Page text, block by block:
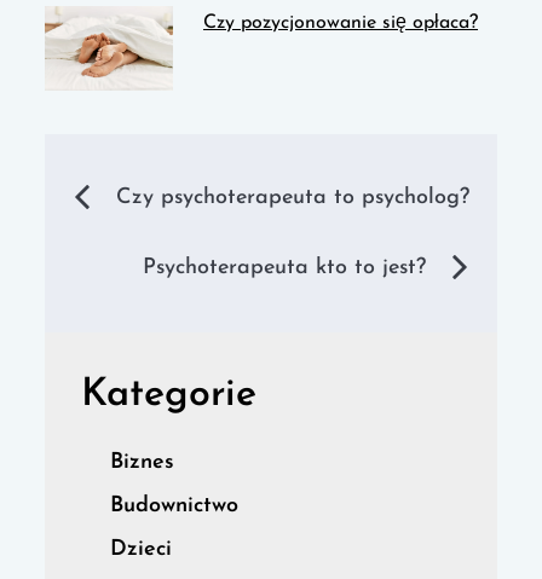
Czy pozycjonowanie się opłaca?
Nawigacja
wpisu
Czy psychoterapeuta to psycholog?
Psychoterapeuta kto to jest?
Kategorie
Biznes
Budownictwo
Dzieci